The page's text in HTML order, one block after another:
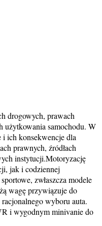
drogowych, prawach
użytkowania samochodu. W
ich konsekwencje dla
prawnych, źródłach
instytucji.Motoryzację
jak i codziennej
zwłaszcza modele
wagę przywiązuje do
wyboru auta.
i wygodnym minivanie do